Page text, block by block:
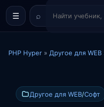
☰
PHP Hyper » Другое для WEB
Другое для WEB/Софт